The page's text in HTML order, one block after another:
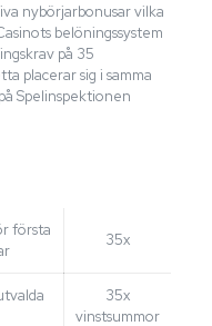
nybörjarbonusar vilka
belöningssystem
på 35
placerar sig i samma
Spelinspektionen
första
35x
35x
vinstsummor